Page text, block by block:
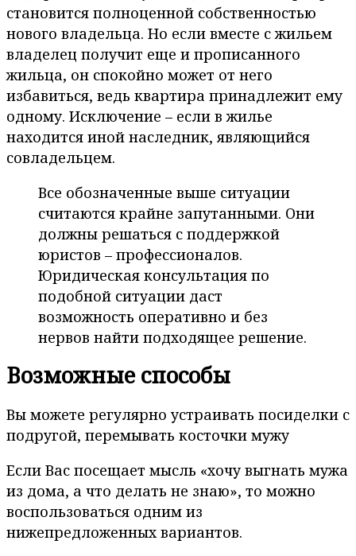
становится полноценной собственностью
нового владельца. Но если вместе с жильем
владелец получит еще и прописанного
жильца, он спокойно может от него
избавиться, ведь квартира принадлежит ему
одному. Исключение – если в жилье
находится иной наследник, являющийся
совладельцем.
Все обозначенные выше ситуации
считаются крайне запутанными. Они
должны решаться с поддержкой
юристов – профессионалов.
Юридическая консультация по
подобной ситуации даст
возможность оперативно и без
нервов найти подходящее решение.
Возможные способы
Вы можете регулярно устраивать посиделки с
подругой, перемывать косточки мужу
Если Вас посещает мысль «хочу выгнать мужа
из дома, а что делать не знаю», то можно
воспользоваться одним из
нижепредложенных вариантов.